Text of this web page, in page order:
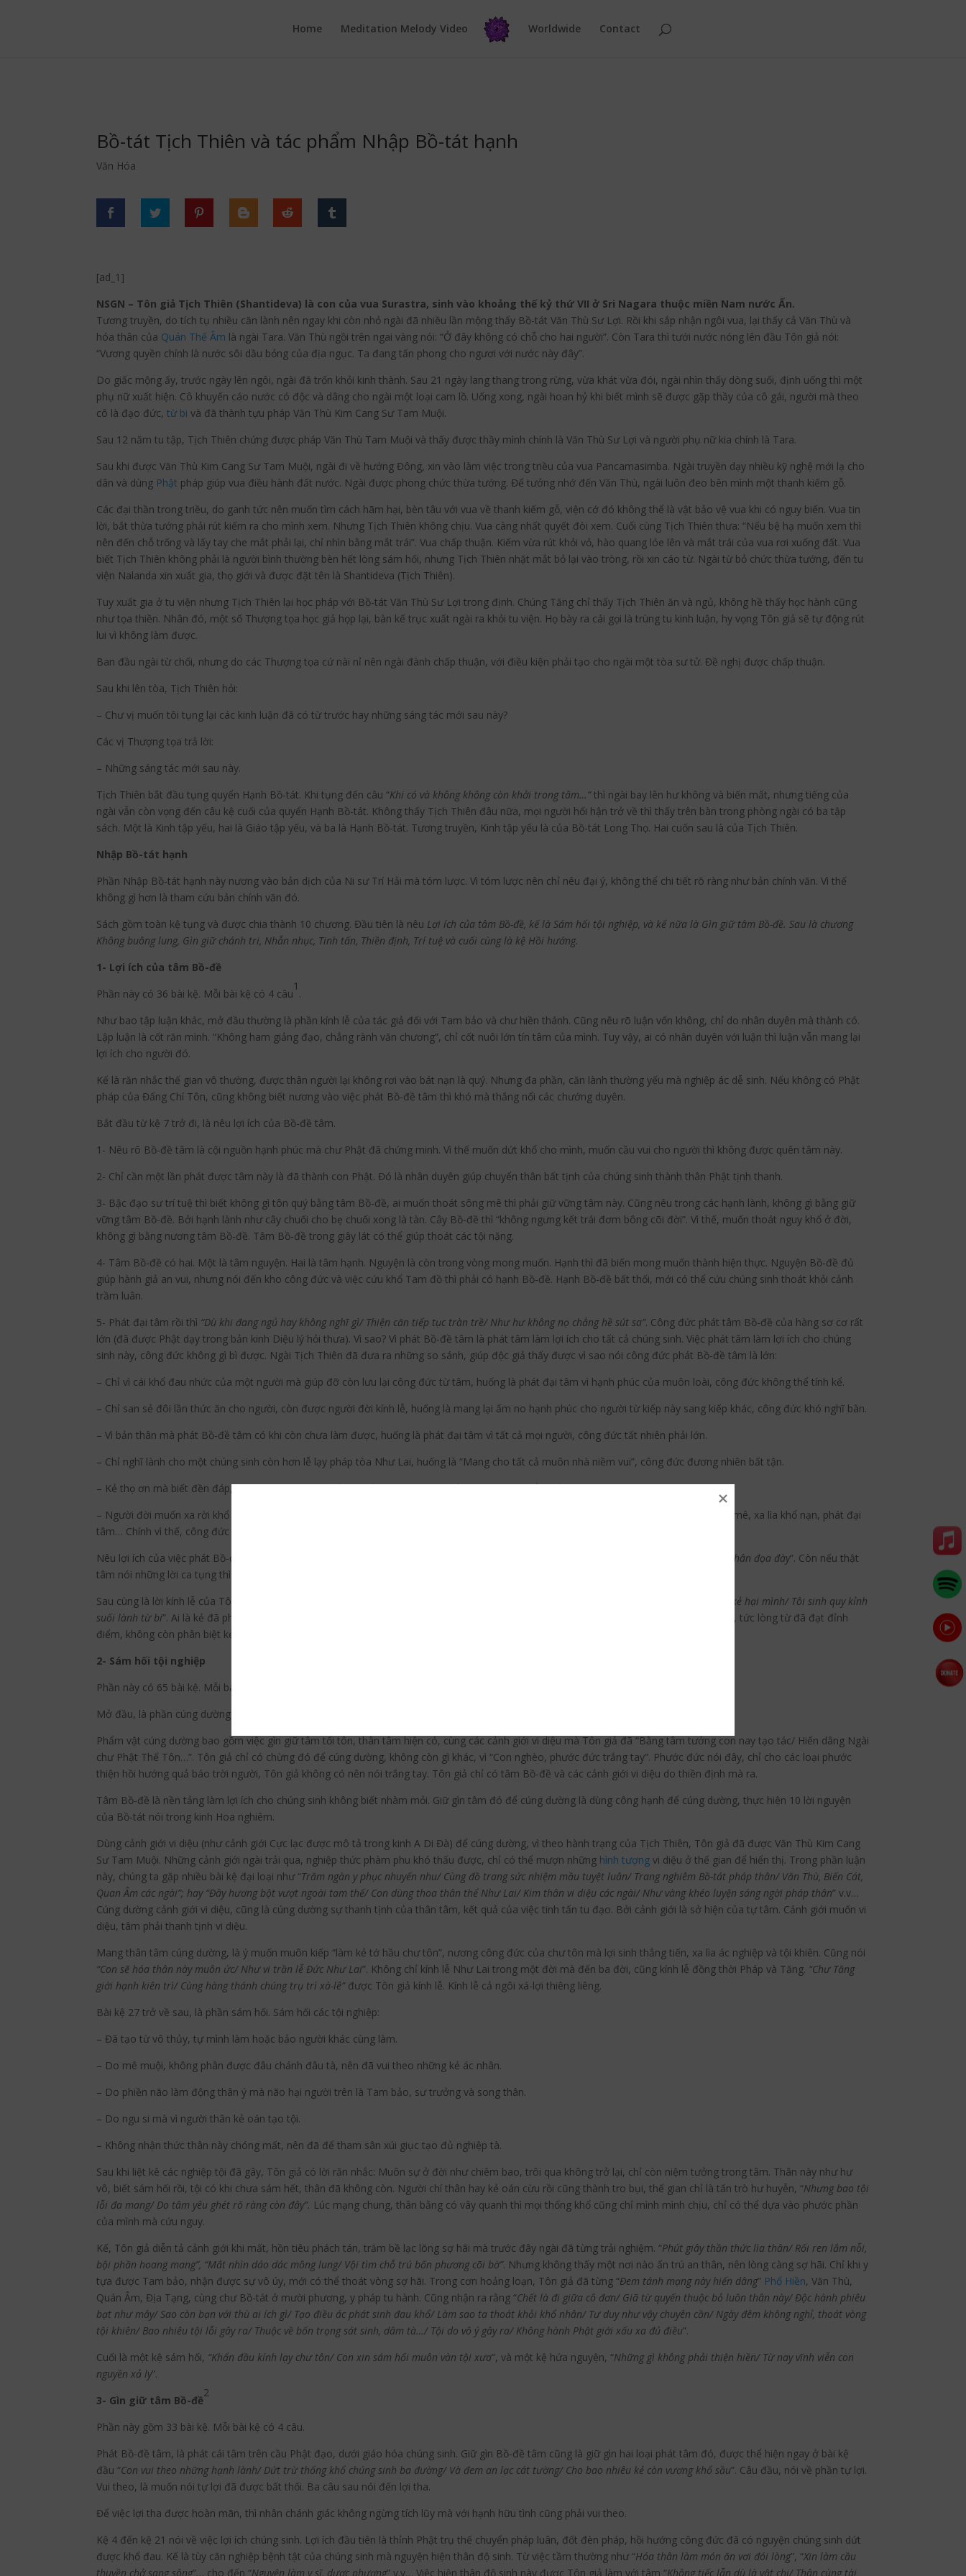
Home
Meditation Melody Video Worldwide Contact
Bồ-tát Tịch Thiên và tác phẩm Nhập Bồ-tát hạnh
Văn Hóa
[ad_1]
NSGN – Tôn giả Tịch Thiên (Shantideva) là con của vua Surastra, sinh vào khoảng thế kỷ thứ VII ở Sri Nagara thuộc miền Nam nước Ấn.
Tương truyền, do tích tụ nhiều căn lành nên ngay khi còn nhỏ ngài đã nhiều lần mộng thấy Bồ-tát Văn Thù Sư Lợi. Rồi khi sắp nhận ngôi vua, lại thấy cả Văn Thù và
hóa thân của Quán Thế Âm là ngài Tara. Văn Thù ngồi trên ngai vàng nói: “Ở đây không có chỗ cho hai người”. Còn Tara thì tưới nước nóng lên đầu Tôn giả nói:
“Vương quyền chính là nước sôi dầu bỏng của địa ngục. Ta đang tấn phong cho ngươi với nước này đây”.
Do giấc mộng ấy, trước ngày lên ngôi, ngài đã trốn khỏi kinh thành. Sau 21 ngày lang thang trong rừng, vừa khát vừa đói, ngài nhìn thấy dòng suối, định uống thì một
phụ nữ xuất hiện. Cô khuyến cáo nước có độc và dâng cho ngài một loại cam lồ. Uống xong, ngài hoan hỷ khi biết mình sẽ được gặp thầy của cô gái, người mà theo
cô là đạo đức,từ bi và đã thành tựu pháp Văn Thù Kim Cang Sư Tam Muội.
Sau 12 năm tu tập, Tịch Thiên chứng được pháp Văn Thù Tam Muội và thấy được thầy mình chính là Văn Thù Sư Lợi và người phụ nữ kia chính là Tara.
Sau khi được Văn Thù Kim Cang Sư Tam Muội, ngài đi về hướng Đông, xin vào làm việc trong triều của vua Pancamasimba. Ngài truyền dạy nhiều kỹ nghệ mới lạ cho
dân và dùng Phật pháp giúp vua điều hành đất nước. Ngài được phong chức thừa tướng. Để tưởng nhớ đến Văn Thù, ngài luôn đeo bên mình một thanh kiếm gỗ.
Các đại thần trong triều, do ganh tức nên muốn tìm cách hãm hại, bèn tâu với vua về thanh kiếm gỗ, viện cớ đó không thể là vật bảo vệ vua khi có nguy biến. Vua tin
lời, bắt thừa tướng phải rút kiếm ra cho mình xem. Nhưng Tịch Thiên không chịu. Vua càng nhất quyết đòi xem. Cuối cùng Tịch Thiên thưa: “Nếu bệ hạ muốn xem thì
nên đến chỗ trống và lấy tay che mắt phải lại, chỉ nhìn bằng mắt trái”. Vua chấp thuận. Kiếm vừa rút khỏi vỏ, hào quang lóe lên và mắt trái của vua rơi xuống đất. Vua
biết Tịch Thiên không phải là người bình thường bèn hết lòng sám hối, nhưng Tịch Thiên nhặt mắt bỏ lại vào tròng, rồi xin cáo từ. Ngài từ bỏ chức thừa tướng, đến tu
viện Nalanda xin xuất gia, thọ giới và được đặt tên là Shantideva (Tịch Thiên).
Tuy xuất gia ở tu viện nhưng Tịch Thiên lại học pháp với Bồ-tát Văn Thù Sư Lợi trong định. Chúng Tăng chỉ thấy Tịch Thiên ăn và ngủ, không hề thấy học hành cũng
như tọa thiền. Nhân đó, một số Thượng tọa học giả họp lại, bàn kế trục xuất ngài ra khỏi tu viện. Họ bày ra cái gọi là trùng tu kinh luận, hy vọng Tôn giả sẽ tự động rút
lui vì không làm được.
Ban đầu ngài từ chối, nhưng do các Thượng tọa cứ nài nỉ nên ngài đành chấp thuận, với điều kiện phải tạo cho ngài một tòa sư tử. Đề nghị được chấp thuận.
Sau khi lên tòa, Tịch Thiên hỏi:
– Chư vị muốn tôi tụng lại các kinh luận đã có từ trước hay những sáng tác mới sau này?
Các vị Thượng tọa trả lời:
– Những sáng tác mới sau này.
Tịch Thiên bắt đầu tụng quyển Hạnh Bồ-tát. Khi tụng đến câu “Khi có và không không còn khởi trong tâm…”thì ngài bay lên hư không và biến mất, nhưng tiếng của
ngài vẫn còn vọng đến câu kệ cuối của quyển Hạnh Bồ-tát. Không thấy Tịch Thiên đâu nữa, mọi người hối hận trở về thì thấy trên bàn trong phòng ngài có ba tập
sách. Một là Kinh tập yếu, hai là Giáo tập yếu, và ba là Hạnh Bồ-tát. Tương truyền, Kinh tập yếu là của Bồ-tát Long Thọ. Hai cuốn sau là của Tịch Thiên.
Nhập Bồ-tát hạnh
Phần Nhập Bồ-tát hạnh này nương vào bản dịch của Ni sư Trí Hải mà tóm lược. Vì tóm lược nên chỉ nêu đại ý, không thể chi tiết rõ ràng như bản chính văn. Vì thế
không gì hơn là tham cứu bản chính văn đó.
Sách gồm toàn kệ tụng và được chia thành 10 chương. Đầu tiên là nêu Lợi ích của tâm Bồ-đề, kế là Sám hối tội nghiệp, và kế nữa là Gìn giữ tâm Bồ-đề. Sau là chương
Không buông lung, Gìn giữ chánh tri, Nhẫn nhục, Tinh tấn, Thiền định, Trí tuệ và cuối cùng là kệ Hồi hướng.
1- Lợi ích của tâm Bồ-đề
Phần này có 36 bài kệ. Mỗi bài kệ có 4 câu
1
.
Như bao tập luận khác, mở đầu thường là phần kính lễ của tác giả đối với Tam bảo và chư hiền thánh. Cũng nêu rõ luận vốn không, chỉ do nhân duyên mà thành có.
Lập luận là cốt răn mình. “Không ham giảng đạo, chẳng rành văn chương”, chỉ cốt nuôi lớn tín tâm của mình. Tuy vậy, ai có nhân duyên với luận thì luận vẫn mang lại
lợi ích cho người đó.
Kế là răn nhắc thế gian vô thường, được thân người lại không rơi vào bát nạn là quý. Nhưng đa phần, căn lành thường yếu mà nghiệp ác dễ sinh. Nếu không có Phật
pháp của Đấng Chí Tôn, cũng không biết nương vào việc phát Bồ-đề tâm thì khó mà thắng nổi các chướng duyên.
Bắt đầu từ kệ 7 trở đi, là nêu lợi ích của Bồ-đề tâm.
1- Nêu rõ Bồ-đề tâm là cội nguồn hạnh phúc mà chư Phật đã chứng minh. Vì thế muốn dứt khổ cho mình, muốn cầu vui cho người thì không được quên tâm này.
2- Chỉ cần một lần phát được tâm này là đã thành con Phật. Đó là nhân duyên giúp chuyển thân bất tịnh của chúng sinh thành thân Phật tịnh thanh.
3- Bậc đạo sư trí tuệ thì biết không gì tôn quý bằng tâm Bồ-đề, ai muốn thoát sông mê thì phải giữ vững tâm này. Cũng nêu trong các hạnh lành, không gì bằng giữ
vững tâm Bồ-đề. Bởi hạnh lành như cây chuối cho bẹ chuối xong là tàn. Cây Bồ-đề thì “không ngưng kết trái đơm bông cõi đời”. Vì thế, muốn thoát nguy khổ ở đời,
không gì bằng nương tâm Bồ-đề. Tâm Bồ-đề trong giây lát có thể giúp thoát các tội nặng.
4- Tâm Bồ-đề có hai. Một là tâm nguyện. Hai là tâm hạnh. Nguyện là còn trong vòng mong muốn. Hạnh thì đã biến mong muốn thành hiện thực. Nguyện Bồ-đề đủ
giúp hành giả an vui, nhưng nói đến kho công đức và việc cứu khổ Tam đồ thì phải có hạnh Bồ-đề. Hạnh Bồ-đề bất thối, mới có thể cứu chúng sinh thoát khỏi cảnh
trầm luân.
5- Phát đại tâm rồi thì “Dù khi đang ngủ hay không nghĩ gì/ Thiện căn tiếp tục tràn trề/ Như hư không nọ chẳng hề sút sa”. Công đức phát tâm Bồ-đề của hàng sơ cơ rất
lớn (đã được Phật dạy trong bản kinh Diệu lý hỏi thưa). Vì sao? Vì phát Bồ-đề tâm là phát tâm làm lợi ích cho tất cả chúng sinh. Việc phát tâm làm lợi ích cho chúng
sinh này, công đức không gì bì được. Ngài Tịch Thiên đã đưa ra những so sánh, giúp độc giả thấy được vì sao nói công đức phát Bồ-đề tâm là lớn:
– Chỉ vì cái khổ đau nhức của một người mà giúp đỡ còn lưu lại công đức từ tâm, huống là phát đại tâm vì hạnh phúc của muôn loài, công đức không thể tính kể.
– Chỉ san sẻ đôi lần thức ăn cho người, còn được người đời kính lễ, huống là mang lại ấm no hạnh phúc cho người từ kiếp này sang kiếp khác, công đức khó nghĩ bàn.
– Vì bản thân mà phát Bồ-đề tâm có khi còn chưa làm được, huống là phát đại tâm vì tất cả mọi người, công đức tất nhiên phải lớn.
– Chỉ nghĩ lành cho một chúng sinh còn hơn lễ lạy pháp tòa Như Lai, huống là “Mang cho tất cả muôn nhà niềm vui”, công đức đương nhiên bất tận.
– Kẻ thọ ơn mà biết đền đáp, công đức đã lớn, “Huống là Bồ-tát gia ân/ Với niềm vui sướng chẳng cần chờ xin”.
– Người đời muốn xa rời khổ não nhưng khổ não càng tăng. Chỉ Bồ-tát có trí tuệ Như Lai dẫn đường, mới biết cách giúp người đời phá si mê, xa lìa khổ nạn, phát đại
tâm… Chính vì thế, công đức phát đại tâm của Bồ-tát không thể nghĩ bàn.
Nêu lợi ích của việc phát Bồ-đề tâm xong, Bồ-tát Tịch Thiên răn nhắc: Với ân nhân mà tâm sinh nghĩ quấy thì “
Bao nhiêu nghĩ, bấy nhiêu phân đọa đày”. Còn nếu thật
tâm nói những lời ca tụng thì gặp quả phúc đến hai ba lần, dù gặp khó khăn cũng “
Sau cùng là lời kính lễ của Tôn giả đối với kẻ đã phát đại tâm: “
Ai người phát đại tâm trân quý/ Cho tôi xin kính lễ chân thành/ Cho vui đến kẻ hại mình/ Tôi sinh quy kỉnh
suối lành từ bi”. Ai là kẻ đã phát tâm quảng đại, Tôn giả xin chân thành kính lễ. Với kẻ hại mình, vẫn có tâm thí xả mang an vui đến cho họ, tức lòng từ đã đạt đỉnh
điểm, không còn phân biệt kẻ ghét người thương thì Tôn giả xin quy kỉnh tâm từ bi ấy.
2- Sám hối tội nghiệp
Phần này có 65 bài kệ. Mỗi bài kệ có 4 câu.
Mở đầu, là phần cúng dường của Bồ-tát đối với Tam bảo. Thánh tăng, bản văn xuôi ghi là chư Bồ-tát.
Phẩm vật cúng dường bao gồm việc gìn giữ tâm tối tôn, thân tâm hiện có, cùng các cảnh giới vi diệu mà Tôn giả đã “Bằng tâm tưởng con nay tạo tác/ Hiến dâng Ngài
chư Phật Thế Tôn…”. Tôn giả chỉ có chừng đó để cúng dường, không còn gì khác, vì “Con nghèo, phước đức trắng tay”. Phước đức nói đây, chỉ cho các loại phước
thiện hồi hướng quả báo trời người, Tôn giả không có nên nói trắng tay. Tôn giả chỉ có tâm Bồ-đề và các cảnh giới vi diệu do thiền định mà ra.
Tâm Bồ-đề là nền tảng làm lợi ích cho chúng sinh không biết nhàm mỏi. Giữ gìn tâm đó để cúng dường là dùng công hạnh để cúng dường, thực hiện 10 lời nguyện
của Bồ-tát nói trong kinh Hoa nghiêm.
Dùng cảnh giới vi diệu (như cảnh giới Cực lạc được mô tả trong kinh A Di Đà) để cúng dường, vì theo hành trạng của Tịch Thiên, Tôn giả đã được Văn Thù Kim Cang
Sư Tam Muội. Những cảnh giới ngài trải qua, nghiệp thức phàm phu khó thấu được, chỉ có thể mượn những hình tượng vi diệu ở thế gian để hiển thị. Trong phần luận
này, chúng ta gặp nhiều bài kệ đại loại như “Trăm ngàn y phục nhuyến nhu/ Cùng đồ trang sức nhiệm mầu tuyệt luân/ Trang nghiêm Bồ-tát pháp thân/ Văn Thù, Biến Cát,
Quan Âm các ngài”; hay “Đây hương bột vượt ngoài tam thế/ Con dùng thoa thân thể Như Lai/ Kim thân vi diệu các ngài/ Như vàng khéo luyện sáng ngời pháp thân” v.v…
Cúng dường cảnh giới vi diệu, cũng là cúng dường sự thanh tịnh của thân tâm, kết quả của việc tinh tấn tu đạo. Bởi cảnh giới là sở hiện của tự tâm. Cảnh giới muốn vi
diệu, tâm phải thanh tịnh vi diệu.
Mang thân tâm cúng dường, là ý muốn muôn kiếp “làm kẻ tớ hầu chư tôn”, nương công đức của chư tôn mà lợi sinh thẳng tiến, xa lìa ác nghiệp và tội khiên. Cũng nói
“Con sẽ hóa thân này muôn ức/ Như vi trần lễ Đức Như Lai”. Không chỉ kính lễ Như Lai trong một đời mà đến ba đời, cũng kính lễ đồng thời Pháp và Tăng. “Chư Tăng
giới hạnh kiên trì/ Cùng hàng thánh chúng trụ trì xà-lê”được Tôn giả kính lễ. Kính lễ cả ngôi xá-lợi thiêng liêng.
Bài kệ 27 trở về sau, là phần sám hối. Sám hối các tội nghiệp:
– Đã tạo từ vô thủy, tự mình làm hoặc bảo người khác cùng làm.
– Do mê muội, không phân được đâu chánh đâu tà, nên đã vui theo những kẻ ác nhân.
– Do phiền não làm động thân ý mà não hại người trên là Tam bảo, sư trưởng và song thân.
– Do ngu si mà vì người thân kẻ oán tạo tội.
– Không nhận thức thân này chóng mất, nên đã để tham sân xúi giục tạo đủ nghiệp tà.
Sau khi liệt kê các nghiệp tội đã gây, Tôn giả có lời răn nhắc: Muôn sự ở đời như chiêm bao, trôi qua không trở lại, chỉ còn niệm tưởng trong tâm. Thân này như hư
vô, biết sám hối rồi, tội có khi chưa sám hết, thân đã không còn. Người chí thân hay kẻ oán cừu rồi cũng thành tro bụi, thế gian chỉ là tấn trò hư huyễn, “Nhưng bao tội
lỗi đa mang/ Do tâm yêu ghét rõ ràng còn đây”. Lúc mạng chung, thân bằng có vây quanh thì mọi thống khổ cũng chỉ mình mình chịu, chỉ có thể dựa vào phước phần
của mình mà cứu nguy.
Kế, Tôn giả diễn tả cảnh giới khi mất, hồn tiêu phách tán, trăm bề lạc lõng sợ hãi mà trước đây ngài đã từng trải nghiệm. “Phút giây thần thức lìa thân/ Rối ren lắm nỗi,
bội phần hoang mang”, “Mắt nhìn dáo dác mông lung/ Vội tìm chỗ trú bốn phương cõi bờ”. Nhưng không thấy một nơi nào ẩn trú an thân, nên lòng càng sợ hãi. Chỉ khi y
tựa được Tam bảo, nhận được sự vô úy, mới có thể thoát vòng sợ hãi. Trong cơn hoảng loạn, Tôn giả đã từng “Đem tánh mạng này hiến dâng” Phổ Hiền, Văn Thù,
Quán Âm, Địa Tạng, cùng chư Bồ-tát ở mười phương, y pháp tu hành. Cũng nhận ra rằng “Chết là đi giữa cô đơn/ Giã từ quyến thuộc bỏ luôn thân này/ Độc hành phiêu
bạt như mây/ Sao còn bạn với thù ai ích gì/ Tạo điều ác phát sinh đau khổ/ Làm sao ta thoát khỏi khổ nhân/ Tư duy như vậy chuyên cần/ Ngày đêm không nghỉ, thoát vòng
tội khiên/ Bao nhiêu tội lỗi gây ra/ Thuộc về bốn trọng sát sinh, dâm tà…/ Tội do vô ý gây ra/ Không hành Phật giới xấu xa đủ điều”.
Cuối là một kệ sám hối, “Khẩn đầu kính lạy chư tôn/ Con xin sám hối muôn vàn tội xưa”, và một kệ hứa nguyện, “Những gì không phải thiện hiền/ Từ nay vĩnh viễn con
nguyền xả ly”.
3- Gìn giữ tâm Bồ-đề
2
Phần này gồm 33 bài kệ. Mỗi bài kệ có 4 câu.
Phát Bồ-đề tâm, là phát cái tâm trên cầu Phật đạo, dưới giáo hóa chúng sinh. Giữ gìn Bồ-đề tâm cũng là giữ gìn hai loại phát tâm đó, được thể hiện ngay ở bài kệ
đầu “Con vui theo những hạnh lành/ Dứt trừ thống khổ chúng sinh ba đường/ Và đem an lạc cát tường/ Cho bao nhiêu kẻ còn vương khổ sầu”. Câu đầu, nói về phần tự lợi.
Vui theo, là muốn nói tự lợi đã được bất thối. Ba câu sau nói đến lợi tha.
Để việc lợi tha được hoàn mãn, thì nhân chánh giác không ngừng tích lũy mà với hạnh hữu tình cũng phải vui theo.
Kệ 4 đến kệ 21 nói về việc lợi ích chúng sinh. Lợi ích đầu tiên là thỉnh Phật trụ thế chuyển pháp luân, đốt đèn pháp, hồi hướng công đức đã có nguyện chúng sinh dứt
được khổ đau. Kế là tùy căn nghiệp bệnh tật của chúng sinh mà nguyện hiện thân độ sinh. Từ việc tầm thường như “Hóa thân làm món ăn vơi đói lòng”, “Xin làm cầu
thuyền chở sang sông”… cho đến “Nguyện làm y sĩ, dược phương” v.v… Việc hiện thân độ sinh này được Tôn giả làm với tâm “Không tiếc lẫn dù là vật chi/ Thân cùng tài